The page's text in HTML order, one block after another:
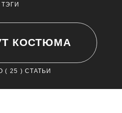
ТЭГИ
КОСТЮМА
( 25 ) СТАТЬИ